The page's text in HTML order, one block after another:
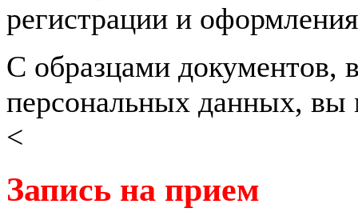
регистрации и
С образцами документов,
персональных данных, вы
<
Запись на прием